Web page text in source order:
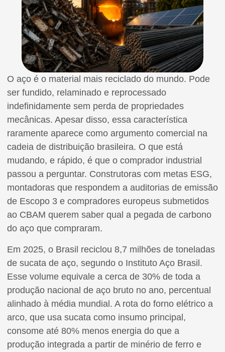
O aço é o material mais reciclado do mundo. Pode
ser fundido, relaminado e reprocessado
indefinidamente sem perda de propriedades
mecânicas. Apesar disso, essa característica
raramente aparece como argumento comercial na
cadeia de distribuição brasileira. O que está
mudando, e rápido, é que o comprador industrial
passou a perguntar. Construtoras com metas ESG,
montadoras que respondem a auditorias de emissão
de Escopo 3 e compradores europeus submetidos
ao CBAM querem saber qual a pegada de carbono
do aço que compraram.
Em 2025, o Brasil reciclou 8,7 milhões de toneladas
de sucata de aço, segundo o Instituto Aço Brasil.
Esse volume equivale a cerca de 30% de toda a
produção nacional de aço bruto no ano, percentual
alinhado à média mundial. A rota do forno elétrico a
arco, que usa sucata como insumo principal,
consome até 80% menos energia do que a
produção integrada a partir de minério de ferro e